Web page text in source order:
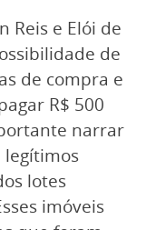
Reis e Elói de
de
de compra e
R$ 500
narrar
legítimos
lotes
imóveis